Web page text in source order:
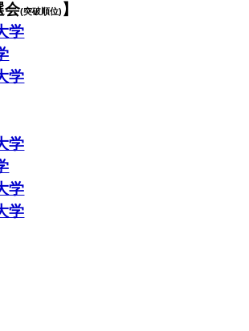
会(突破順位) 】
学
学
学
学
学